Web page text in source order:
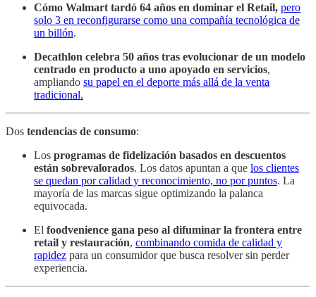
Cómo Walmart tardó 64 años en dominar el Retail, pero
solo 3 en reconfigurarse como una compañía tecnológica de
un billón.
Decathlon celebra 50 años tras evolucionar de un modelo
centrado en producto a uno apoyado en servicios,
ampliando su papel en el deporte más allá de la venta
tradicional.
Dos tendencias de consumo:
Los programas de fidelización basados en descuentos
están sobrevalorados. Los datos apuntan a que los clientes
se quedan por calidad y reconocimiento, no por puntos. La
mayoría de las marcas sigue optimizando la palanca
equivocada.
El foodvenience gana peso al difuminar la frontera entre
retail y restauración, combinando comida de calidad y
rapidez para un consumidor que busca resolver sin perder
experiencia.